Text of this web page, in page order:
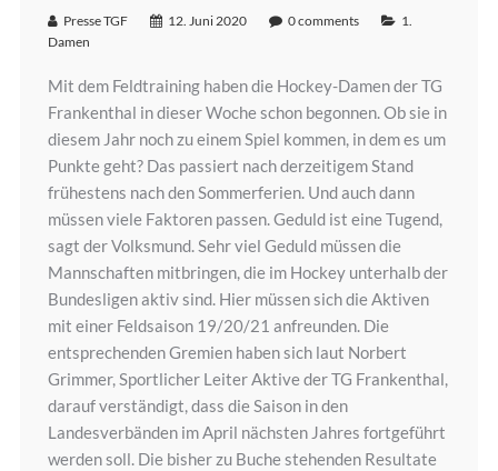
Presse TGF 12. Juni 2020 0 comments
1.
Damen
Mit dem Feldtraining haben die Hockey-Damen der TG
Frankenthal in dieser Woche schon begonnen. Ob sie in
diesem Jahr noch zu einem Spiel kommen, in dem es um
Punkte geht? Das passiert nach derzeitigem Stand
frühestens nach den Sommerferien. Und auch dann
müssen viele Faktoren passen. Geduld ist eine Tugend,
sagt der Volksmund. Sehr viel Geduld müssen die
Mannschaften mitbringen, die im Hockey unterhalb der
Bundesligen aktiv sind. Hier müssen sich die Aktiven
mit einer Feldsaison 19/20/21 anfreunden. Die
entsprechenden Gremien haben sich laut Norbert
Grimmer, Sportlicher Leiter Aktive der TG Frankenthal,
darauf verständigt, dass die Saison in den
Landesverbänden im April nächsten Jahres fortgeführt
werden soll. Die bisher zu Buche stehenden Resultate